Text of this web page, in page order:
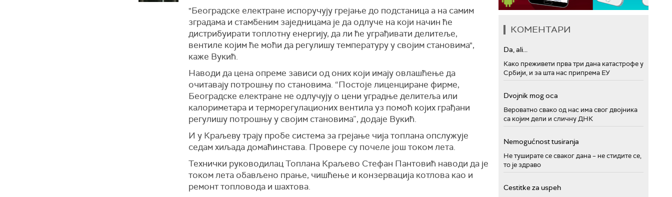
"Београдске електране испоручују грејање до подстаница а на самим
зградама и стамбеним заједницама је да одлуче на који начин ће
дистрибуирати топлотну енергију, да ли ће уграђивати делитеље,
вентиле којим ће моћи да регулишу температуру у својим становима",
каже Вукић.
Наводи да цена опреме зависи од оних који имају овлашћење да
очитавају потрошњу по становима. “Постоје лиценциране фирме,
Београдске електране не одлучују о цени уградње делитеља или
калориметара и терморегулационих вентила уз помоћ којих грађани
регулишу потрошњу у својим становима”, додаје Вукић.
И у Краљеву трају пробе система за грејање чија топлана опслужује
седам хиљада домаћинстава. Провере су почеле још током лета.
Технички руководилац Топлана Краљево Стефан Пантовић наводи да је
током лета обављено прање, чишћење и конзервација котлова као и
ремонт топловода и шахтова.
КОМЕНТАРИ
Da, ali...
Како преживети прва три дана катастрофе у
Србији, и за шта нас припрема ЕУ
Dvojnik mog oca
Вероватно свако од нас има свог двојника
са којим дели и сличну ДНК
Nemogućnost tusiranja
Не туширате се сваког дана – не стидите се,
то је здраво
Cestitke za uspeh